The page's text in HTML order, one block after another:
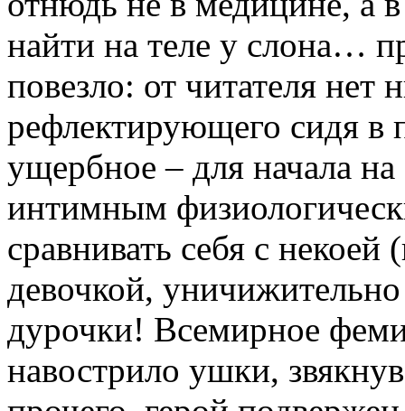
найти на теле у слона…
повезло: от читателя нет
рефлектирующего сидя в
ущербное – для начала на
интимным
сравнивать себя с
девочкой,
дурочки! Всемирное
навострило ушки,